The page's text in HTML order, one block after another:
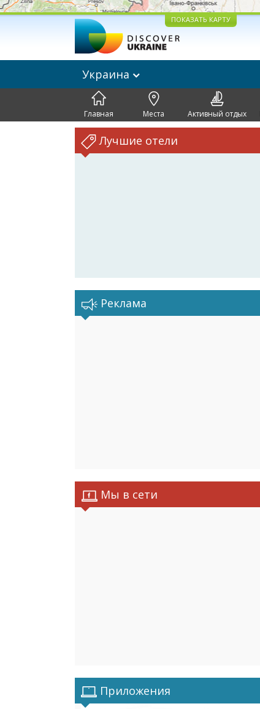
ПОКАЗАТЬ КАРТУ
Украина
Главная Места Активный отдых
Лучшие отели
Реклама
Мы в сети
Приложения